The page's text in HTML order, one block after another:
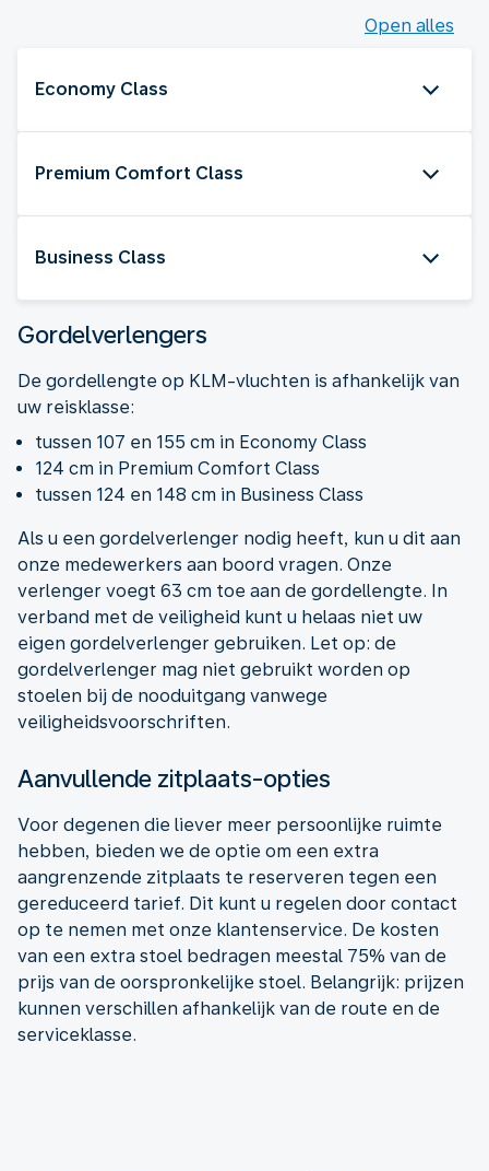
Open alles
Economy Class
Premium Comfort Class
Business Class
Gordelverlengers
De gordellengte op KLM-vluchten is afhankelijk van
uw reisklasse:
tussen 107 en 155 cm in Economy Class
124 cm in Premium Comfort Class
tussen 124 en 148 cm in Business Class
Als u een gordelverlenger nodig heeft, kun u dit aan
onze medewerkers aan boord vragen. Onze
verlenger voegt 63 cm toe aan de gordellengte. In
verband met de veiligheid kunt u helaas niet uw
eigen gordelverlenger gebruiken. Let op: de
gordelverlenger mag niet gebruikt worden op
stoelen bij de nooduitgang vanwege
veiligheidsvoorschriften.
Aanvullende zitplaats-opties
Voor degenen die liever meer persoonlijke ruimte
hebben, bieden we de optie om een extra
aangrenzende zitplaats te reserveren tegen een
gereduceerd tarief. Dit kunt u regelen door contact
op te nemen met onze klantenservice. De kosten
van een extra stoel bedragen meestal 75% van de
prijs van de oorspronkelijke stoel. Belangrijk: prijzen
kunnen verschillen afhankelijk van de route en de
serviceklasse.